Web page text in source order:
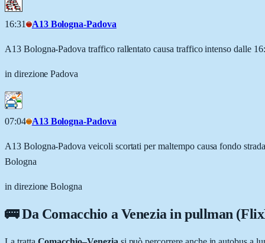
16:31 A13 Bologna-Padova
A13 Bologna-Padova traffico rallentato causa traffico intenso dalle
in direzione Padova
07:04 A13 Bologna-Padova
A13 Bologna-Padova veicoli scortati per maltempo causa fondo
Bologna
in direzione Bologna
🚌 Da Comacchio aVeneziain pullman